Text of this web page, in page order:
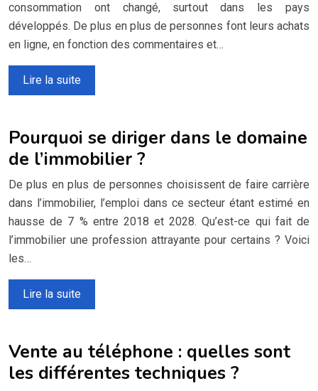
consommation ont changé, surtout dans les pays
développés. De plus en plus de personnes font leurs achats
en ligne, en fonction des commentaires et…
Lire la suite
Pourquoi se diriger dans le domaine
de l’immobilier ?
De plus en plus de personnes choisissent de faire carrière
dans l’immobilier, l’emploi dans ce secteur étant estimé en
hausse de 7 % entre 2018 et 2028. Qu’est-ce qui fait de
l’immobilier une profession attrayante pour certains ? Voici
les…
Lire la suite
Vente au téléphone : quelles sont
les différentes techniques ?